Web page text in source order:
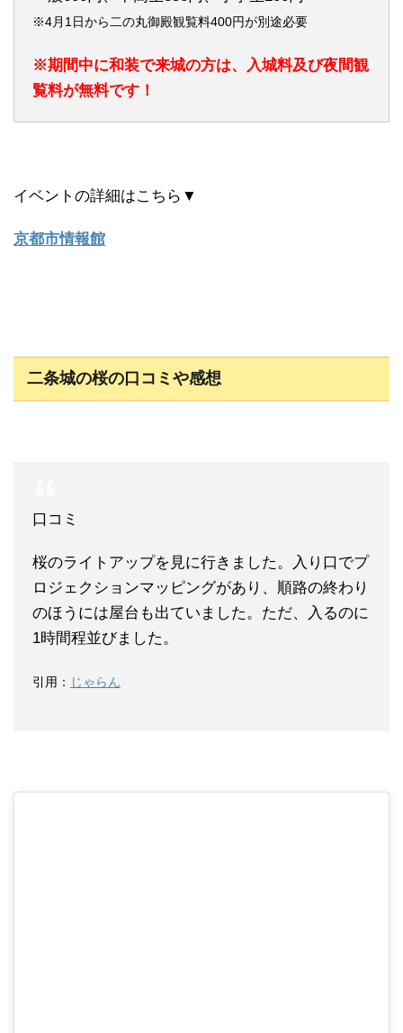
※4月1日から二の丸御殿観覧料400円が別途必要
※期間中に和装で来城の方は、入城料及び夜間観
覧料が無料です！
イベントの詳細はこちら▼
京都市情報館
二条城の桜の口コミや感想
口コミ
桜のライトアップを見に行きました。入り口でプ
ロジェクションマッピングがあり、順路の終わり
のほうには屋台も出ていました。ただ、入るのに
1時間程並びました。
引用： じゃらん